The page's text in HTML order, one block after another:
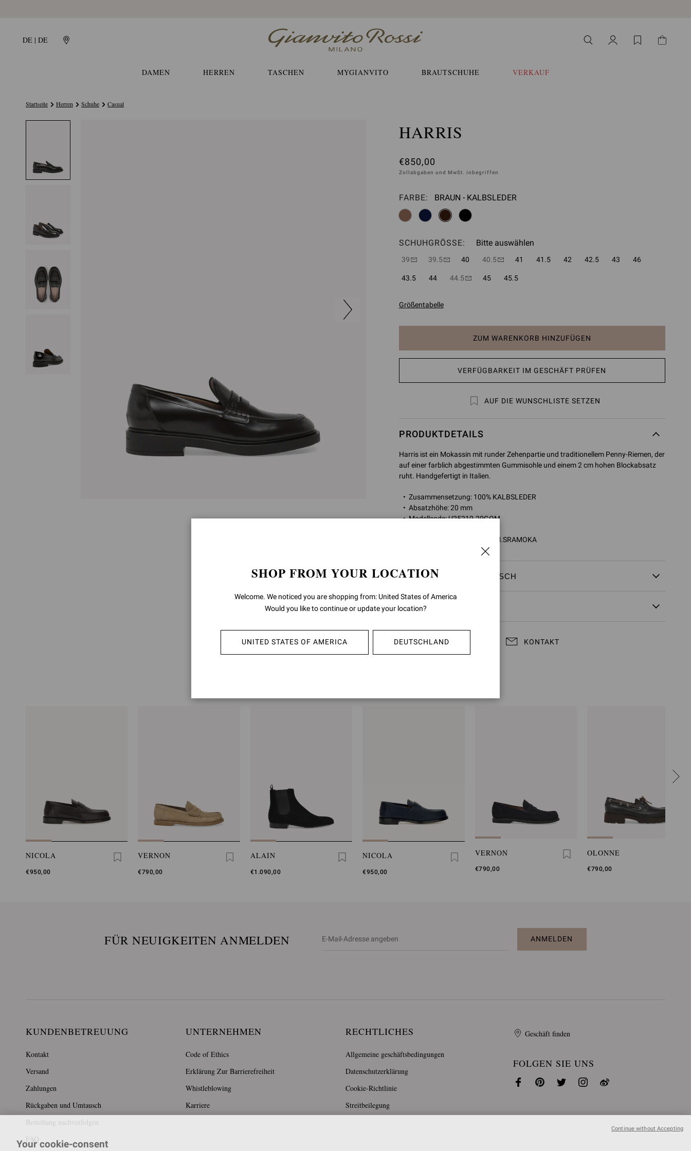
DE | DE
DAMEN HERREN TASCHEN MYGIANVITO BRAUTSCHUHE VERKAUF
Startseite Herren Schuhe Casual
HARRIS
€850,00
Zollabgaben und MwSt. inbegriffen
FARBE: Bitte auswählen
BRAUN - KALBSLEDER
SCHUHGRÖSSE: Bitte auswählen
39 39.5 40 40.5 41 41.5 42 42.5 43 46
43.5 44 44.5 45 45.5
Größentabelle
ZUM WARENKORB HINZUFÜGEN
hinzugefügt
VERFÜGBARKEIT IM GESCHÄFT PRÜFEN
AUF DIE WUNSCHLISTE SETZEN
PRODUKTDETAILS
Harris ist ein Mokassin mit runder Zehenpartie und traditionellem Penny-Riemen, der
auf einer farblich abgestimmten Gummisohle und einem 2 cm hohen Blockabsatz
ruht. Handgefertigt in Italien.
Zusammensetzung: 100% KALBSLEDER
Absatzhöhe: 20 mm
Modellcode: U25210.20GOM
U25210.20GOM.SRAMOKA
RÜCKGABEN & UMTAUSCH
VERSAND
KONTAKT
NICOLA
€950,00
VERNON
€790,00
ALAIN
€1.090,00
NICOLA
€950,00
VERNON
€790,00
OLONNE
€790,00
FÜR NEUIGKEITEN ANMELDEN ANMELDEN
KUNDENBETREUUNG
Kontakt
Versand
Zahlungen
Rückgaben und Umtausch
Bestellung nachverfolgen
FAQ
UNTERNEHMEN
Code of Ethics
Erklärung Zur Barrierefreiheit
Whistleblowing
Karriere
RECHTLICHES
Allgemeine geschäftsbedingungen
Datenschutzerklärung
Cookie-Richtlinie
Streitbeilegung
Geschäft finden
FOLGEN SIE UNS
SHOP FROM YOUR LOCATION
Welcome. We noticed you are shopping from: United States of America
Would you like to continue or update your location?
UNITED STATES OF AMERICA DEUTSCHLAND
Your cookie-consent
Continue without Accepting